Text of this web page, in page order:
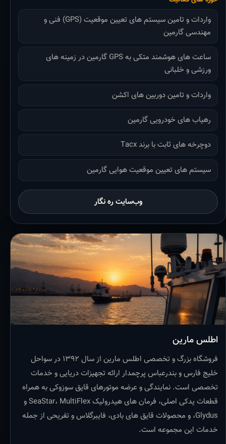
واردات و تامین سیستم های تعیین موقعیت (GPS) فنی و
مهندسی گارمین
ساعت های هوشمند متکی به GPS گارمین در زمینه های
ورزشی و خلبانی
واردات و تامین دوربین های اکشن
رهیاب های خودرویی گارمین
دوچرخه های ثابت با برند Tacx
سیستم های تعیین موقعیت هوایی گارمین
وب‌سایت ره نگار
اطلس مارین
فروشگاه بزرگ و تخصصی اطلس مارین از سال ۱۳۹۲ در سواحل
خلیج فارس و بندرعباس پرچمدار ارائه تجهیزات دریایی و خدمات
تخصصی است. نمایندگی و عرضه موتورهای قایق سوزوکی به همراه
قطعات یدکی اصلی، فرمان های هیدرولیک SeaStar، MultiFlex و
Glydus، و محصولات قایق های بادی، فایبرگلاس و تفریحی از جمله
خدمات این مجموعه است.